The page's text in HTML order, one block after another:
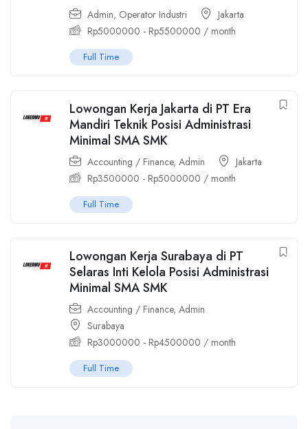
Admin, Operator Industri
Jakarta
Rp5000000 - Rp5500000 / month
Full Time
Lowongan Kerja Jakarta di PT Era
Mandiri Teknik Posisi Administrasi
Minimal SMA SMK
Accounting / Finance, Admin
Jakarta
Rp3500000 - Rp5000000 / month
Full Time
Lowongan Kerja Surabaya di PT
Selaras Inti Kelola Posisi Administrasi
Minimal SMA SMK
Accounting / Finance, Admin
Surabaya
Rp3000000 - Rp4500000 / month
Full Time